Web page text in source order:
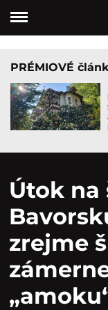
PRÉMIOVÉ
Útok na
zrejme